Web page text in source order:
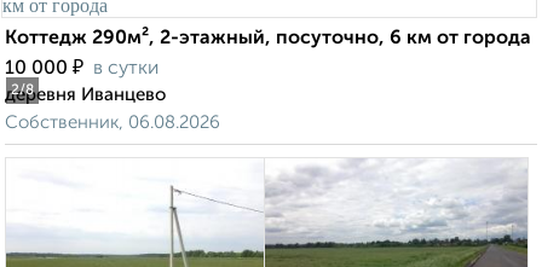
2/8
Коттедж 290м², 2-этажный, посуточно, 6 км от города
10 000 ₽ в сутки
деревня Иванцево
Собственник, 06.08.2026